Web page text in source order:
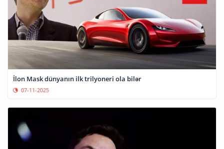
İlon Mask dünyanın ilk trilyoneri ola bilər
07-11-2025